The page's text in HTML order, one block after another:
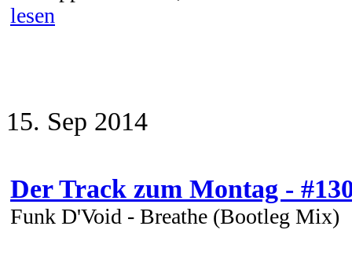
lesen
15. Sep 2014
Der Track zum Montag -
Funk D'Void - Breathe (Bootleg Mix)